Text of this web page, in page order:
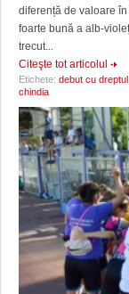
diferență de valoare
foarte bună a alb-
trecut...
Citeşte tot articolul
Etichete: debut cu
chindia